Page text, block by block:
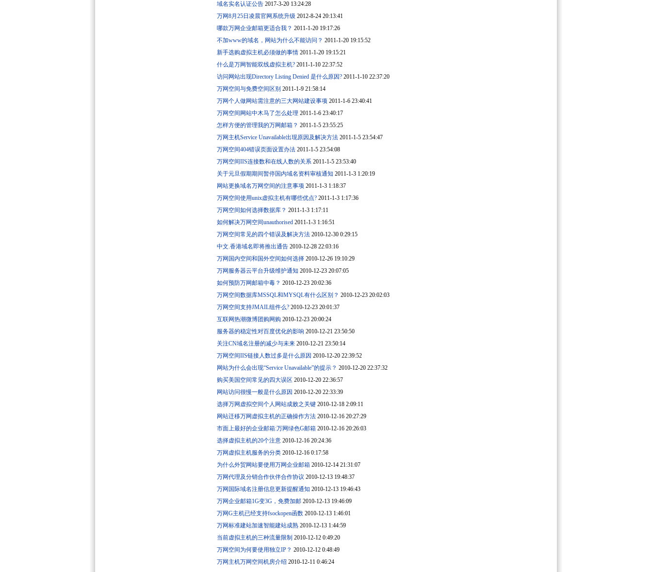
域名实名认证公告 2017-3-20 13:24:28
万网8月25日凌晨官网系统升级 2012-8-24 20:13:41
哪款万网企业邮箱更适合我？ 2011-1-20 19:17:26
不加www的域名，网站为什么不能访问？ 2011-1-20 19:15:52
新手选购虚拟主机必须做的事情 2011-1-20 19:15:21
什么是万网智能双线虚拟主机? 2011-1-10 22:37:52
访问网站出现Directory Listing Denied 是什么原因? 2011-1-10 22:37:20
万网空间与免费空间区别 2011-1-9 21:58:14
万网个人做网站需注意的三大网站建设事项 2011-1-6 23:40:41
万网空间网站中木马了怎么处理 2011-1-6 23:40:17
怎样方便的管理我的万网邮箱？ 2011-1-5 23:55:25
万网主机Service Unavailable出现原因及解决方法 2011-1-5 23:54:47
万网空间404错误页面设置办法 2011-1-5 23:54:08
万网空间IIS连接数和在线人数的关系 2011-1-5 23:53:40
关于元旦假期期间暂停国内域名资料审核通知 2011-1-3 1:20:19
网站更换域名万网空间的注意事项 2011-1-3 1:18:37
万网空间使用unix虚拟主机有哪些优点? 2011-1-3 1:17:36
万网空间如何选择数据库？ 2011-1-3 1:17:11
如何解决万网空间unauthorised 2011-1-3 1:16:51
万网空间常见的四个错误及解决方法 2010-12-30 0:29:15
中文.香港域名即将推出通告 2010-12-28 22:03:16
万网国内空间和国外空间如何选择 2010-12-26 19:10:29
万网服务器云平台升级维护通知 2010-12-23 20:07:05
如何预防万网邮箱中毒？ 2010-12-23 20:02:36
万网空间数据库MSSQL和MYSQL有什么区别？ 2010-12-23 20:02:03
万网空间支持JMAIL组件么? 2010-12-23 20:01:37
互联网热潮微博团购网购 2010-12-23 20:00:24
服务器的稳定性对百度优化的影响 2010-12-21 23:50:50
关注CN域名注册的减少与未来 2010-12-21 23:50:14
万网空间IIS链接人数过多是什么原因 2010-12-20 22:39:52
网站为什么会出现“Service Unavailable”的提示？ 2010-12-20 22:37:32
购买美国空间常见的四大误区 2010-12-20 22:36:57
网站访问很慢一般是什么原因 2010-12-20 22:33:39
选择万网虚拟空间个人网站成败之关键 2010-12-18 2:09:11
网站迁移万网虚拟主机的正确操作方法 2010-12-16 20:27:29
市面上最好的企业邮箱:万网绿色G邮箱 2010-12-16 20:26:03
选择虚拟主机的20个注意 2010-12-16 20:24:36
万网虚拟主机服务的分类 2010-12-16 0:17:58
为什么外贸网站要使用万网企业邮箱 2010-12-14 21:31:07
万网代理及分销合作伙伴合作协议 2010-12-13 19:48:37
万网国际域名注册信息更新提醒通知 2010-12-13 19:46:43
万网企业邮箱1G变3G，免费加邮 2010-12-13 19:46:09
万网G主机已经支持fsockopen函数 2010-12-13 1:46:01
万网标准建站加速智能建站成熟 2010-12-13 1:44:59
当前虚拟主机的三种流量限制 2010-12-12 0:49:20
万网空间为何要使用独立IP？ 2010-12-12 0:48:49
万网主机万网空间机房介绍 2010-12-11 0:46:24